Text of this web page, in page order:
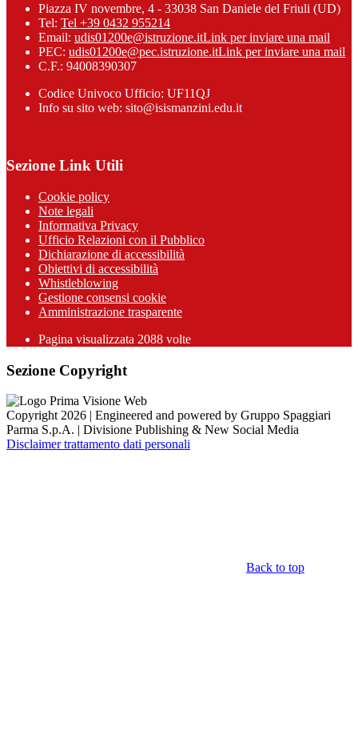
Piazza IV novembre, 4 - 33038 San Daniele del Friuli (UD)
Tel: Tel +39 0432 955214
Email: udis01200e@istruzione.itLink per inviare una mail
PEC: udis01200e@pec.istruzione.itLink per inviare una mail
C.F.: 94008390307
Codice Univoco Ufficio: UF11QJ
Info su sito web: sito@isismanzini.edu.it
Sezione Link Utili
Cookie policy
Note legali
Informativa Privacy
Ufficio Relazioni con il Pubblico
Dichiarazione di accessibilità
Obiettivi di accessibilità
Whistleblowing
Gestione consensi cookie
Amministrazione trasparente
Pagina visualizzata 2088 volte
Sezione Copyright
Copyright 2026 | Engineered and powered by Gruppo Spaggiari
Parma S.p.A. | Divisione Publishing & New Social Media
Disclaimer trattamento dati personali
Back to top